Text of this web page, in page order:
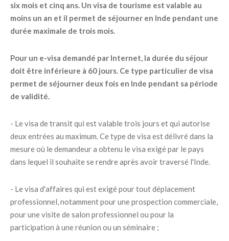
six mois et cinq ans. Un visa de tourisme est valable au
moins un an et il permet de séjourner en Inde pendant une
durée maximale de trois mois.
Pour un e-visa demandé par Internet, la durée du séjour
doit être inférieure à 60 jours. Ce type particulier de visa
permet de séjourner deux fois en Inde pendant sa période
de validité.
- Le visa de transit qui est valable trois jours et qui autorise
deux entrées au maximum. Ce type de visa est délivré dans la
mesure où le demandeur a obtenu le visa exigé par le pays
dans lequel il souhaite se rendre après avoir traversé l'Inde.
- Le visa d'affaires qui est exigé pour tout déplacement
professionnel, notamment pour une prospection commerciale,
pour une visite de salon professionnel ou pour la
participation à une réunion ou un séminaire ;